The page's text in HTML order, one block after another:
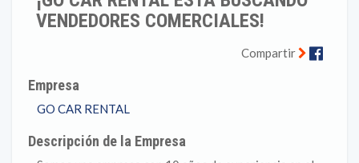
VENDEDORES COMERCIALES!
Compartir
Empresa
GO CAR RENTAL
Descripción de la Empresa